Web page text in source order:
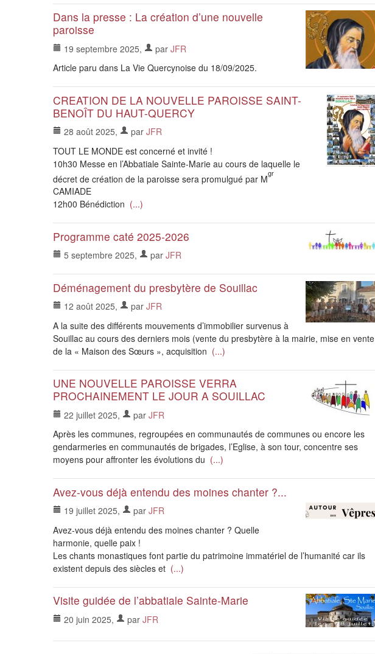
Dans la presse : La création d’une nouvelle
paroisse
19 septembre 2025, par JFR
Article paru dans La Vie Quercynoise du 18/09/2025.
CREATION DE LA NOUVELLE PAROISSE SAINT-
BENOÎT DU HAUT-QUERCY
28 août 2025, par JFR
TOUT LE MONDE est concerné et invité !
10h30 Messe en l’Abbatiale Sainte-Marie au cours de laquelle le
décret de création de la paroisse sera promulgué par Mgr
CAMIADE
12h00 Bénédiction (...)
Programme caté 2025-2026
5 septembre 2025, par JFR
Déménagement du presbytère de Souillac
12 août 2025, par JFR
A la suite des différents mouvements d’immobilier survenus à
Souillac au cours des derniers mois (vente du presbytère à la mairie, mise en vente
de la « Maison des Sœurs », acquisition (...)
UNE NOUVELLE PAROISSE VERRA
PROCHAINEMENT LE JOUR A SOUILLAC
22 juillet 2025, par JFR
Après les communes, regroupées en communautés de communes ou encore les
gendarmeries en communautés de brigades, l’Eglise, à son tour, concentre ses
moyens pour affronter les évolutions du (...)
Avez-vous déjà entendu des moines chanter ?...
19 juillet 2025, par JFR
Avez-vous déjà entendu des moines chanter ? Quelle
harmonie, quelle paix !
Les chants monastiques font partie du patrimoine immatériel de l’humanité car ils
existent depuis des siècles et (...)
Visite guidée de l’abbatiale Sainte-Marie
20 juin 2025, par JFR